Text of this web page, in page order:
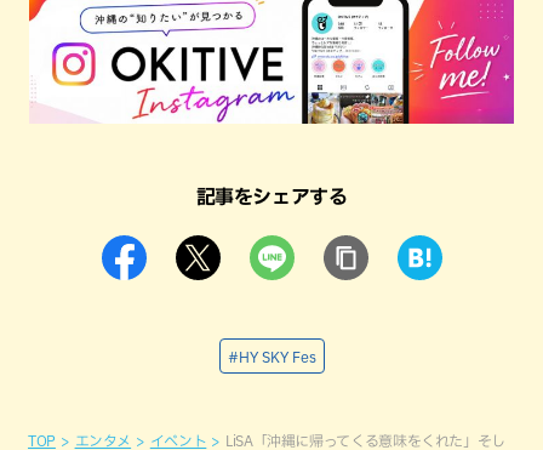
記事をシェアする
#HY SKY Fes
TOP エンタメ イベント
LiSA「沖縄に帰ってくる意味をくれた」そし